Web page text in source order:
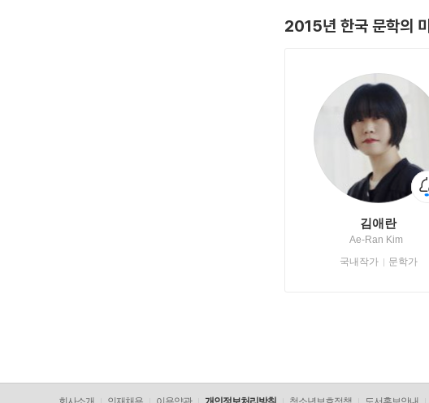
2015년 한국 문학의
김애란
Ae-Ran Kim
국내작가
문학가